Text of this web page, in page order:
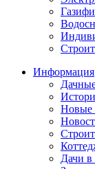
Информация
Новые
Дачи в